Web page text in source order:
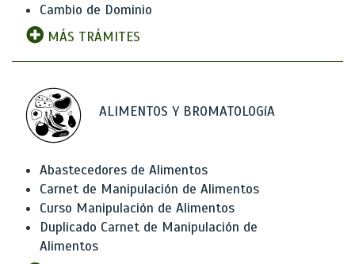
Cambio de Dominio
MÁS TRÁMITES
ALIMENTOS Y BROMATOLOGíA
Abastecedores de Alimentos
Carnet de Manipulación de Alimentos
Curso Manipulación de Alimentos
Duplicado Carnet de Manipulación de
Alimentos